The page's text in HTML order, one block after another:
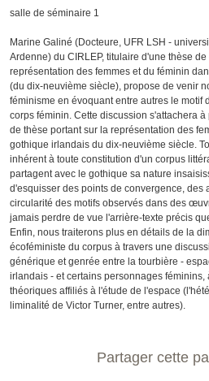
salle de séminaire 1
Marine Galiné (Docteure, UFR LSH -
Ardenne) du CIRLEP, titulaire d'une thèse
représentation des femmes et du féminin
(du dix-neuvième siècle), propose de venir
féminisme en évoquant entre autres le motif
corps féminin. Cette discussion s'attachera
de thèse portant sur la représentation des
gothique irlandais du dix-neuvième siècle.
inhérent à toute constitution d'un corpus
partagent avec le gothique sa nature
d'esquisser des points de convergence, des
circularité des motifs observés dans des
jamais perdre de vue l'arrière-texte précis
Enfin, nous traiterons plus en détails de la
écoféministe du corpus à travers une
générique et genrée entre la tourbière -
irlandais - et certains personnages féminins,
théoriques affiliés à l'étude de l'espace
liminalité de Victor Turner, entre autres).
Partager cette